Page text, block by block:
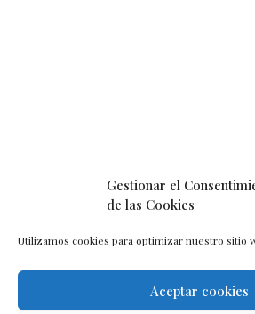
Gestionar el
de las Cookies
Utilizamos cookies para optimizar nuestro sitio
Aceptar cookies